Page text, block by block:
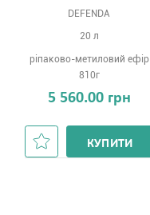
DEFENDA
20 л
ріпаково-метиловий ефір
810г
5 560.00 грн
КУПИТИ